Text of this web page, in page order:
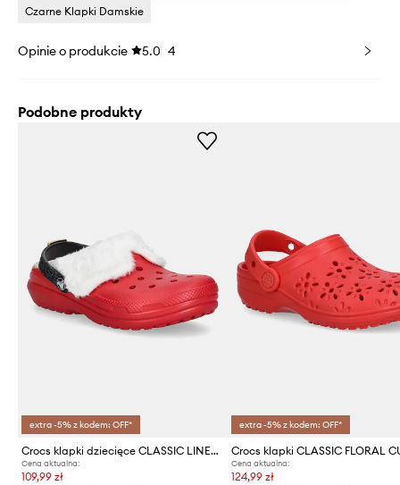
Czarne Klapki Damskie
Opinie o produkcie 5.0 4
Podobne produkty
extra -5% z kodem: OFF*
Crocs klapki dziecięce CLASSIC LINED SANTA CLOG
Cena aktualna:
109,99 zł
extra -5% z kodem: OFF*
Cena aktualna:
124,99 zł